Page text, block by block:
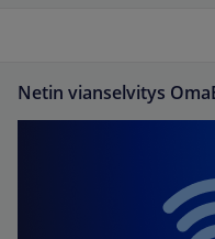
Netin vianselvitys